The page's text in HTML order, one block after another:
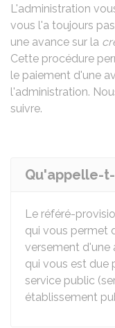
L'administration
vous l'a toujours
une avance sur la
Cette procédure
le paiement d'une
l'administration.
suivre.
Qu'appelle-
Le référé-
qui vous permet
versement d'une
qui vous est due
service public
établissement